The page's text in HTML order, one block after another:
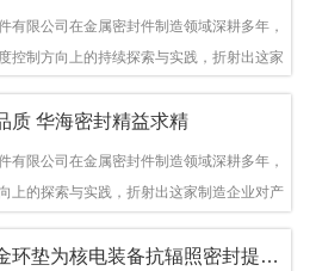
有限公司在金属密封件制造领域深耕多年，
控制方向上的持续探索与实践，折射出这家
石油机械、管道法兰、采油树、井口装置等
精度的技术内涵及企业工艺积累等角度，呈
域的务实探索与稳步发展。
质 华海密封精益求精
有限公司在金属密封件制造领域深耕多年，
上的探索与实践，折射出这家制造企业对产
油机械、管道法兰、采油树、井口装置等领
华海密封合金环垫为核电装备抗辐照密封提供可靠保障